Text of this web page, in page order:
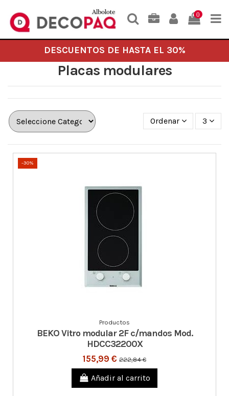
0
DESCUENTOS DE HASTA EL 30%
Placas modulares
Ordenar 3
-30%
Productos
BEKO Vitro modular 2F c/mandos Mod.
HDCC32200X
155,99 € 222,84 €
Añadir al carrito